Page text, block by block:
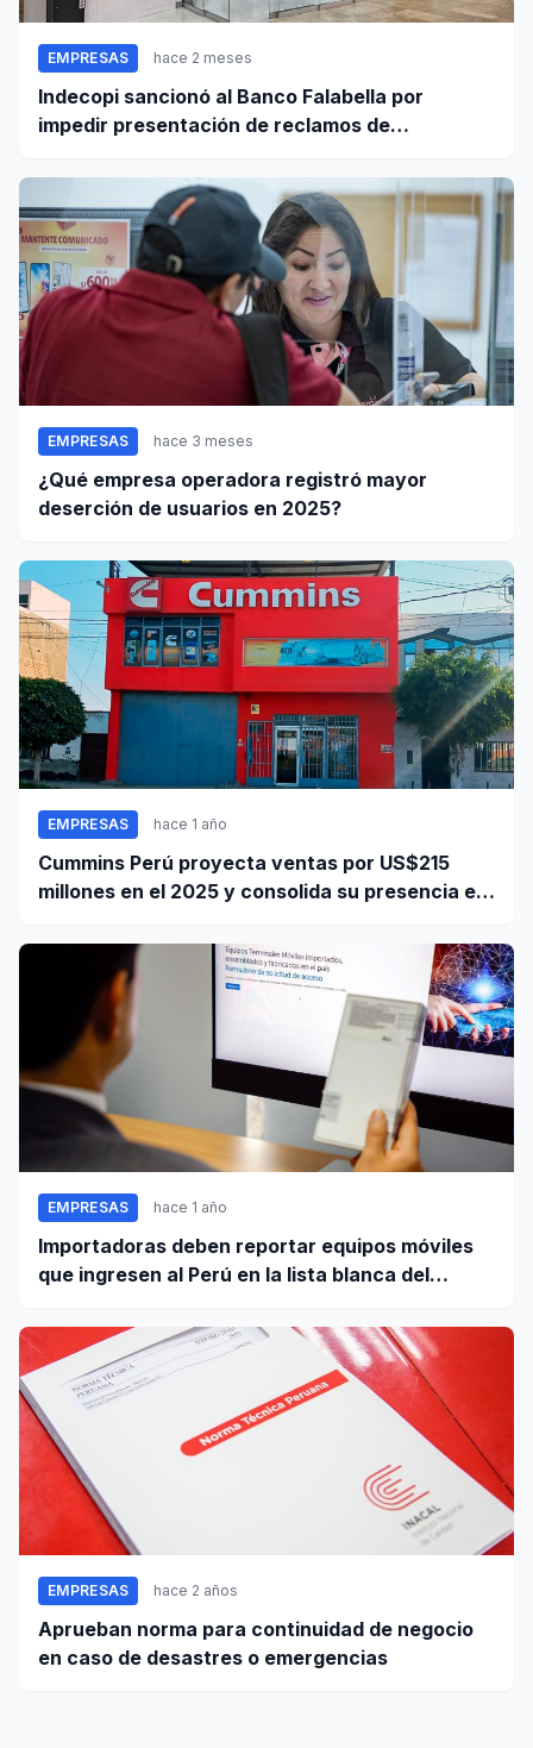
EMPRESAS hace 2 meses
Indecopi sancionó al Banco Falabella por
impedir presentación de reclamos de
EMPRESAS hace 3 meses
¿Qué empresa operadora registró mayor
deserción de usuarios en 2025?
EMPRESAS hace 1 año
Cummins Perú proyecta ventas por US$215
millones en el 2025 y consolida su presencia en
EMPRESAS hace 1 año
Importadoras deben reportar equipos móviles
que ingresen al Perú en la lista blanca del
EMPRESAS hace 2 años
Aprueban norma para continuidad de negocio
en caso de desastres o emergencias